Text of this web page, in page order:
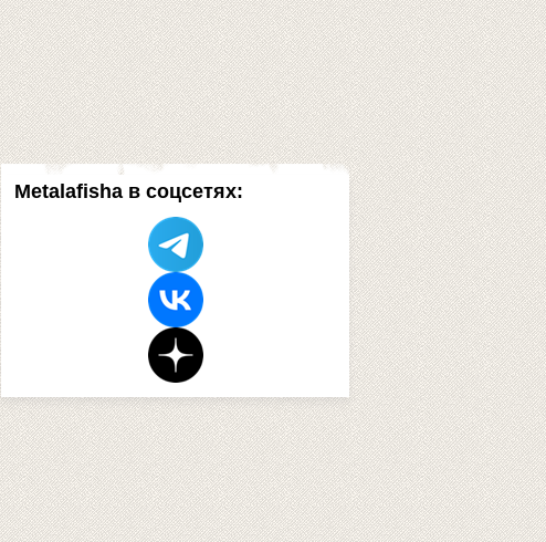
Metalafisha в соцсетях: